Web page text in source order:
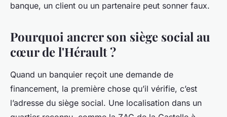
banque, un client ou un partenaire peut sonner faux.
Pourquoi ancrer son siège social au
cœur de l'Hérault ?
Quand un banquier reçoit une demande de
financement, la première chose qu’il vérifie, c’est
l’adresse du siège social. Une localisation dans un